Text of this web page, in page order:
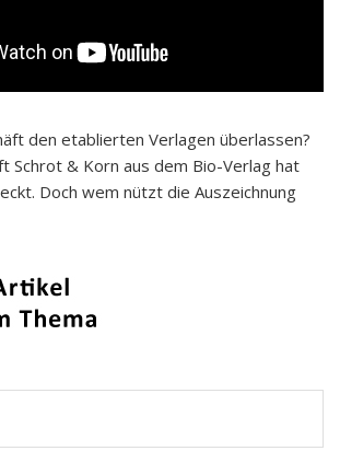
den etablierten Verlagen überlassen?
Schrot & Korn aus dem Bio-Verlag hat
Doch wem nützt die Auszeichnung